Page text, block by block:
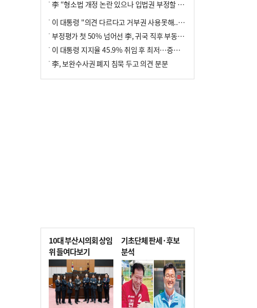
李 “형소법 개정 논란 있으나 입법권 부정할 만큼은 아냐”(종합)
이 대통령 "의견 다르다고 거부권 사용못해.. 입법권 부정할 상황이라 보기 어려워"
부정평가 첫 50% 넘어선 李, 귀국 직후 부동산·증시 점검(종합)
이 대통령 지지율 45.9% 취임 후 최저…증시 폭락·연임 개헌 논란 영향
李, 보완수사권 폐지 침묵 두고 의견 분분
10대 부산시의회 상임
위 들여다보기
기초단체 판세·후보
분석